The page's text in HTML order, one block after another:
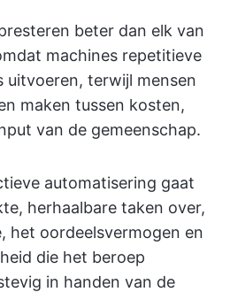
beter dan elk van
machines repetitieve
uitvoeren, terwijl mensen
maken tussen kosten,
van de gemeenschap.
automatisering gaat
herhaalbare taken over,
het oordeelsvermogen en
die het beroep
in handen van de